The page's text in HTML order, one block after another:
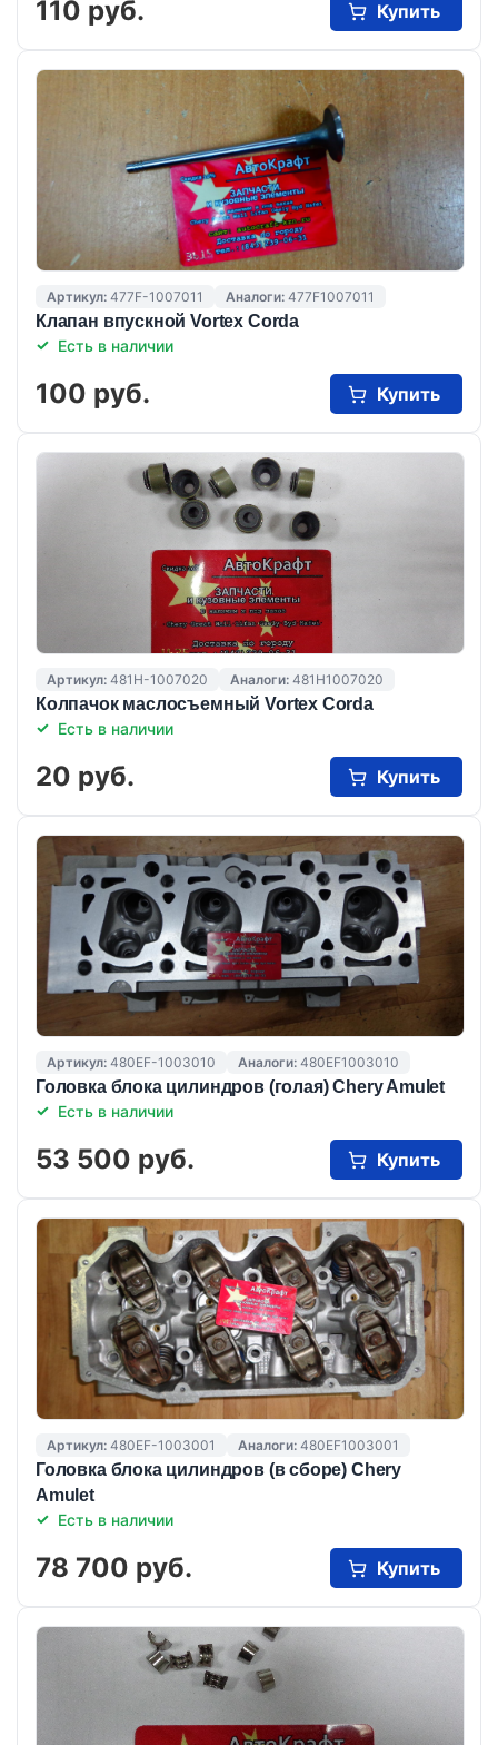
110 руб. Купить
Артикул: 477F-1007011 Аналоги: 477F1007011
Клапан впускной Vortex Corda
Есть в наличии
100 руб. Купить
Артикул: 481H-1007020 Аналоги: 481H1007020
Колпачок маслосъемный Vortex Corda
Есть в наличии
20 руб. Купить
Артикул: 480EF-1003010 Аналоги: 480EF1003010
Головка блока цилиндров (голая) Chery Amulet
Есть в наличии
53 500 руб. Купить
Артикул: 480EF-1003001 Аналоги: 480EF1003001
Головка блока цилиндров (в сборе) Chery
Amulet
Есть в наличии
78 700 руб. Купить